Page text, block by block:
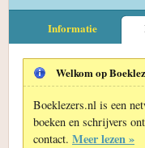
Informatie
Welkom op
Boeklezers.nl is een
boeken en schrijvers
contact. Meer lezen »